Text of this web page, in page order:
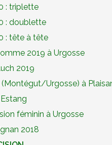
: triplette
: doublette
: tête à tête
2019 à Urgosse
2019
Urgosse) à
féminin à Urgosse
2018